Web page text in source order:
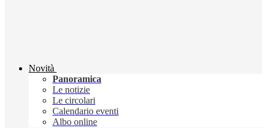
Novità
Panoramica
Le notizie
Le circolari
Calendario eventi
Albo online